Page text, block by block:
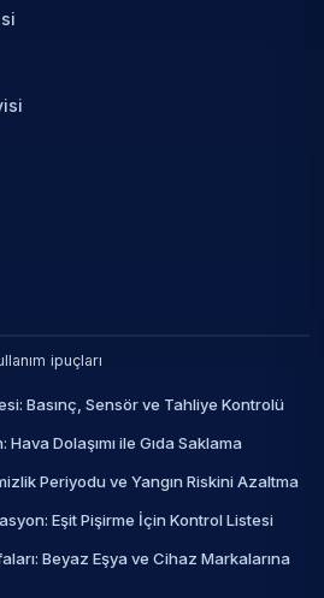
ipuçları
Basınç, Sensör ve Tahliye Kontrolü
Dolaşımı ile Gıda Saklama
Periyodu ve Yangın Riskini Azaltma
Eşit Pişirme İçin Kontrol Listesi
Beyaz Eşya ve Cihaz Markalarına